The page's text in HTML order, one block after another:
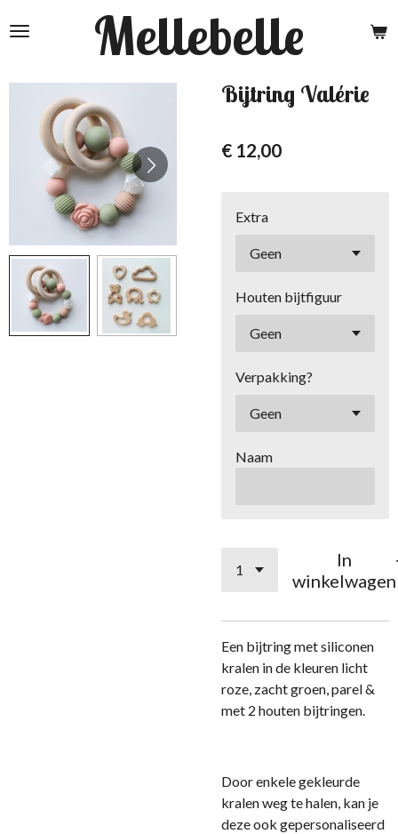
direct
de
hoofdinhoud
Mellebelle
Bijtring Valérie
€ 12,00
Extra
Houten bijtfiguur
Verpakking?
Naam
In
winkelwagen
Een bijtring met siliconen
kralen in de kleuren licht
roze, zacht groen, parel &
met 2 houten bijtringen.
Door enkele gekleurde
kralen weg te halen, kan je
deze ook gepersonaliseerd